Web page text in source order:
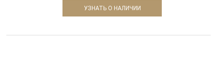
УЗНАТЬ О НАЛИЧИИ